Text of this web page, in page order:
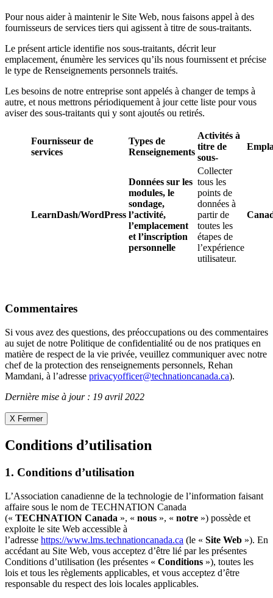
Pour nous aider à maintenir le Site Web, nous faisons appel à des
fournisseurs de services tiers qui agissent à titre de sous-traitants.
Le présent article identifie nos sous-traitants, décrit leur
emplacement, énumère les services qu’ils nous fournissent et précise
le type de Renseignements personnels traités.
Les besoins de notre entreprise sont appelés à changer de temps à
autre, et nous mettrons périodiquement à jour cette liste pour vous
aviser des sous-traitants qui y sont ajoutés ou retirés.
Fournisseur de
services
Types de
Renseignements
Activités à
titre de
sous-
LearnDash/WordPress
Données sur les
modules, le
sondage,
l’activité,
l’emplacement
et l’inscription
personnelle
Collecter
tous les
points de
données à
partir de
toutes les
étapes de
l’expérience
utilisateur.
Commentaires
Si vous avez des questions, des préoccupations ou des commentaires
au sujet de notre Politique de confidentialité ou de nos pratiques en
matière de respect de la vie privée, veuillez communiquer avec notre
chef de la protection des renseignements personnels, Rehan
Mamdani, à l’adresse privacyofficer@technationcanada.ca).
Dernière mise à jour : 19 avril 2022
X Fermer
Conditions d’utilisation
1. Conditions d’utilisation
L’Association canadienne de la technologie de l’information faisant
affaire sous le nom de TECHNATION Canada
(« TECHNATION Canada », « nous », « notre ») possède et
exploite le site Web accessible à
l’adresse https://www.lms.technationcanada.ca (le « Site Web »). En
accédant au Site Web, vous acceptez d’être lié par les présentes
Conditions d’utilisation (les présentes « Conditions »), toutes les
lois et tous les règlements applicables, et vous acceptez d’être
responsable du respect des lois locales applicables.